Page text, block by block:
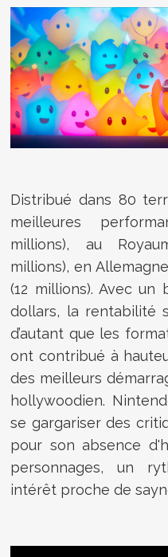
Distribué dans 80
meilleures
millions), au
millions), en
(12 millions). Avec un
dollars, la rentabilité
d’autant que les
ont contribué à
des meilleurs
hollywoodien.
se gargariser des
pour son absence
personnages, un
intérêt proche de